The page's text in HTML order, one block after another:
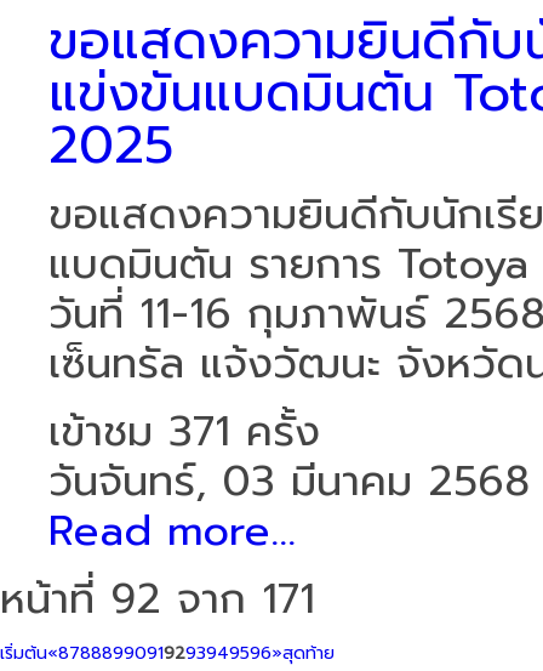
ขอแสดงความยินดีกับ
แข่งขันแบดมินตัน
2025
ขอแสดงความยินดีกับนักเรี
แบดมินตัน รายการ
วันที่ 11-16 กุมภาพันธ์
เซ็นทรัล แจ้งวัฒนะ จังหวัด
เข้าชม 371 ครั้ง
วันจันทร์, 03 มีนาคม 2568
Read more...
หน้าที่ 92 จาก 171
เริ่มต้น«87888990919293949596»สุดท้าย